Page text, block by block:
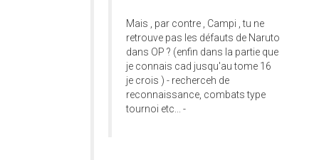
Mais , par contre , Campi , tu ne
retrouve pas les défauts de Naruto
dans OP ? (enfin dans la partie que
je connais cad jusqu'au tome 16
je crois ) - recherceh de
reconnaissance, combats type
tournoi etc... -